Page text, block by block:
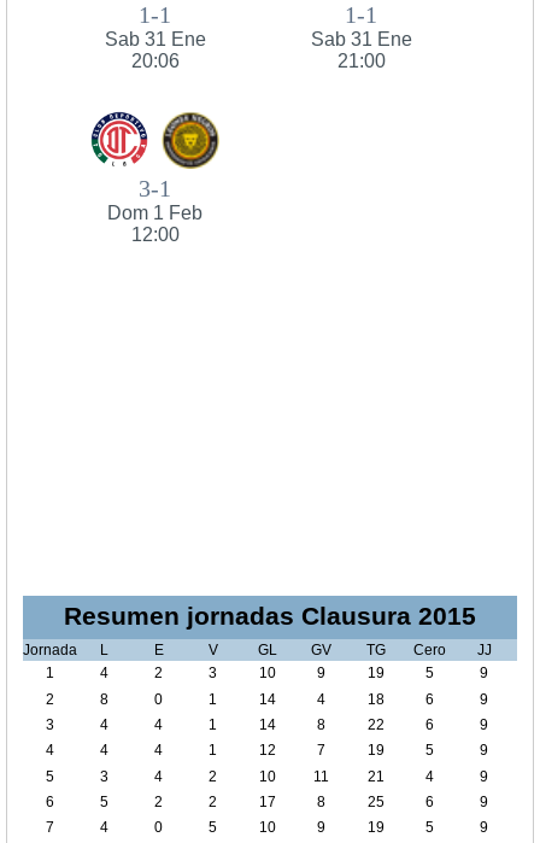
1-1
Sab 31 Ene
20:06
1-1
Sab 31 Ene
21:00
3-1
Dom 1 Feb
12:00
Resumen jornadas Clausura 2015
Jornada L E V GL GV TG Cero
JJ
1
4 2 3 10 9 19 5
9
2
8 0 1 14 4 18 6
9
3
4 4 1 14 8 22 6
9
4
4 4 1 12 7 19 5
9
5
3 4 2 10 11 21 4
9
6
5 2 2 17 8 25 6
9
7
4 0 5 10 9 19 5
9